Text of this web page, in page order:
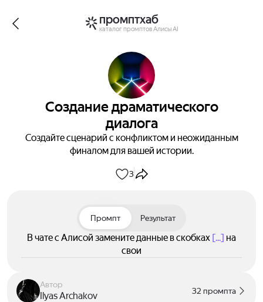
промптхаб
каталог промптов Алисы AI
Создание драматического
диалога
Создайте сценарий с конфликтом и неожиданным
финалом для вашей истории.
3
Промпт Результат
В чате с Алисой замените данные в скобках [...] на
свои
Автор
Ilyas Archakov 32 промпта